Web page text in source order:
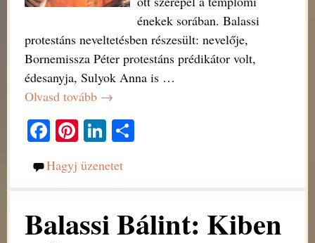
énekek sorában. Balassi
protestáns neveltetésben részesült: nevelője,
Bornemissza Péter protestáns prédikátor volt,
édesanyja, Sulyok Anna is …
Olvasd tovább →
Fa
bo
ok
Pi
er
es
t
Li
ed
In m
eg
Hagyj üzenetet
Balassi Bálint: Kiben